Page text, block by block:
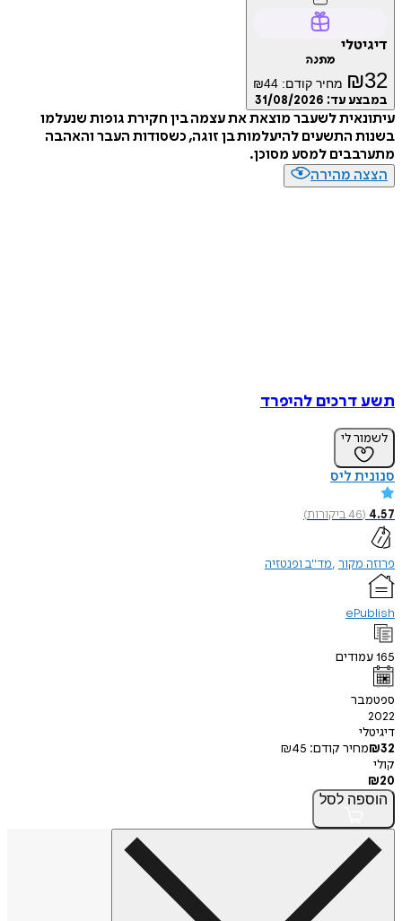
מתנה
₪ מחיר קודם: ₪44
עד:31/08/2026
לשעבר מוצאת את עצמה בין חקירת גופות שנעלמו
התשעים להיעלמות בן זוגה, כשסודות העבר והאהבה
למסע מסוכן.
מהירה
דרכים להיפרד
לי
ליס
(
46 ביקורות)
מקור מד"ב ופנטזיה
עמודים
₪מחיר קודם: ₪45
₪
לסל